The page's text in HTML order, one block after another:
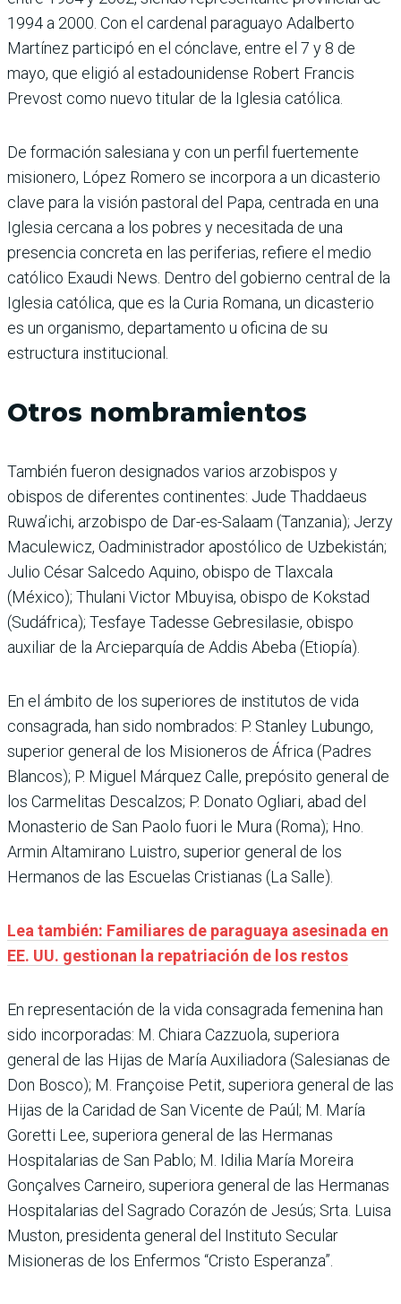
1994 a 2000. Con el cardenal paraguayo Adalberto
Martínez participó en el cónclave, entre el 7 y 8 de
mayo, que eligió al estadounidense Robert Francis
Prevost como nuevo titular de la Iglesia católica.
De formación salesiana y con un perfil fuertemente
misionero, López Romero se incorpora a un dicasterio
clave para la visión pastoral del Papa, centrada en una
Iglesia cercana a los pobres y necesitada de una
presencia concreta en las periferias, refiere el medio
católico Exaudi News. Dentro del gobierno central de la
Iglesia católica, que es la Curia Romana, un dicasterio
es un organismo, departamento u oficina de su
estructura institucional.
Otros nombramientos
También fueron designados varios arzobispos y
obispos de diferentes continentes: Jude Thaddaeus
Ruwa’ichi, arzobispo de Dar-es-Salaam (Tanzania); Jerzy
Maculewicz, Oadministrador apostólico de Uzbekistán;
Julio César Salcedo Aquino, obispo de Tlaxcala
(México); Thulani Victor Mbuyisa, obispo de Kokstad
(Sudáfrica); Tesfaye Tadesse Gebresilasie, obispo
auxiliar de la Arcieparquía de Addis Abeba (Etiopía).
En el ámbito de los superiores de institutos de vida
consagrada, han sido nombrados: P. Stanley Lubungo,
superior general de los Misioneros de África (Padres
Blancos); P. Miguel Márquez Calle, prepósito general de
los Carmelitas Descalzos; P. Donato Ogliari, abad del
Monasterio de San Paolo fuori le Mura (Roma); Hno.
Armin Altamirano Luistro, superior general de los
Hermanos de las Escuelas Cristianas (La Salle).
Lea también: Familiares de paraguaya asesinada en
EE. UU. gestionan la repatriación de los restos
En representación de la vida consagrada femenina han
sido incorporadas: M. Chiara Cazzuola, superiora
general de las Hijas de María Auxiliadora (Salesianas de
Don Bosco); M. Françoise Petit, superiora general de las
Hijas de la Caridad de San Vicente de Paúl; M. María
Goretti Lee, superiora general de las Hermanas
Hospitalarias de San Pablo; M. Idilia María Moreira
Gonçalves Carneiro, superiora general de las Hermanas
Hospitalarias del Sagrado Corazón de Jesús; Srta. Luisa
Muston, presidenta general del Instituto Secular
Misioneras de los Enfermos “Cristo Esperanza”.